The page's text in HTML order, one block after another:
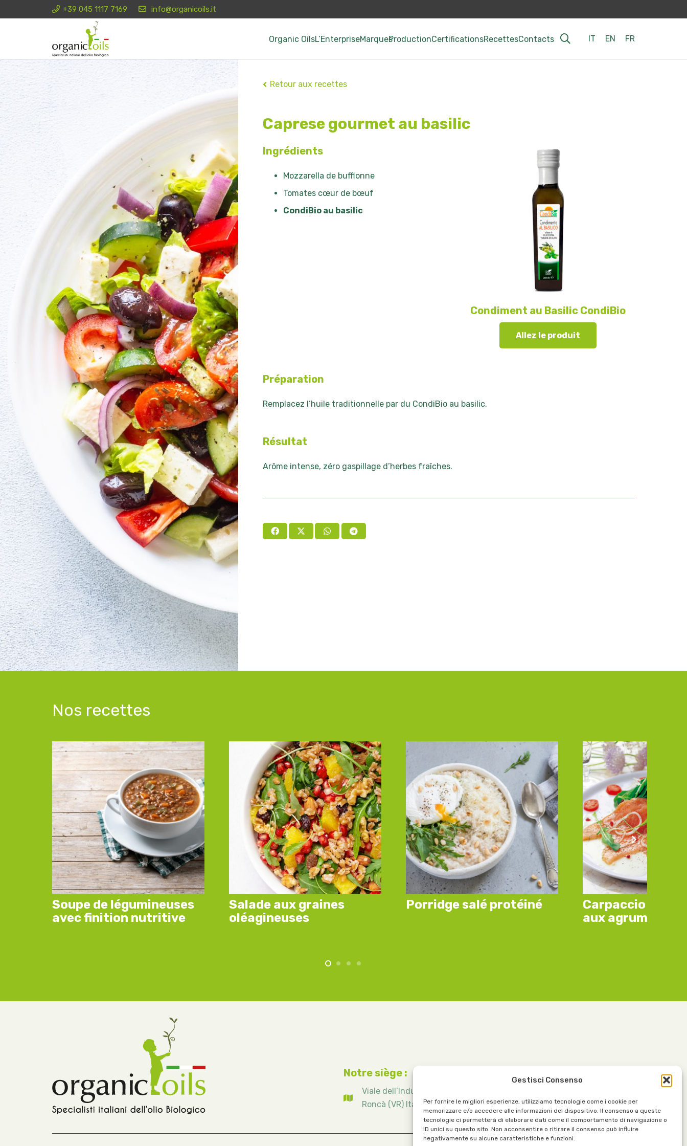
Gestisci Consenso
Per fornire le migliori esperienze, utilizziamo tecnologie come i cookie per
memorizzare e/o accedere alle informazioni del dispositivo. Il consenso a queste
tecnologie ci permetterà di elaborare dati come il comportamento di navigazione o
ID unici su questo sito. Non acconsentire o ritirare il consenso può influire
negativamente su alcune caratteristiche e funzioni.
+39 045 1117 7169 info@organicoils.it
Organic OilsL’EnterpriseMarquesProductionCertificationsRecettesContacts IT EN FR
Retour aux recettes
Caprese gourmet au basilic
Ingrédients
Mozzarella de bufflonne
Tomates cœur de bœuf
CondiBio au basilic
Condiment au Basilic CondiBio
Allez le produit
Préparation
Remplacez l’huile traditionnelle par du CondiBio au basilic.
Résultat
Arôme intense, zéro gaspillage d’herbes fraîches.
Nos recettes
Soupe de légumineuses
avec finition nutritive
Salade aux graines
oléagineuses
Porridge salé protéiné
Carpaccio de
aux agrumes
Notre siège :
Viale dell’Industria, 1 – 37030
Roncà (VR) Italie
+39 045 1117 7169